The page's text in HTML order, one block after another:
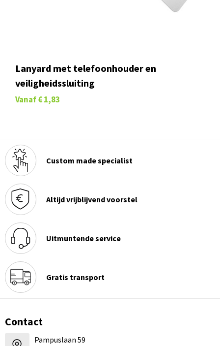
Lanyard met telefoonhouder en
veiligheidssluiting
Vanaf € 1,83
Custom made specialist
Altijd vrijblijvend voorstel
Uitmuntende service
Gratis transport
Contact
Pampuslaan 59